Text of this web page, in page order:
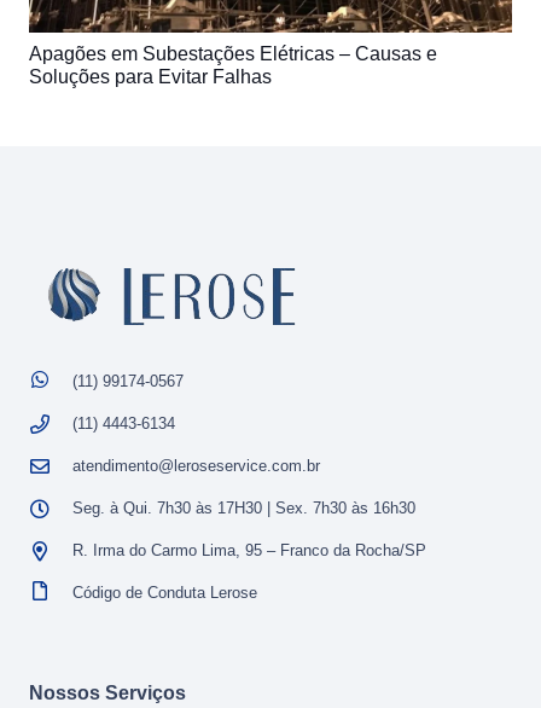
Apagões em Subestações Elétricas – Causas e
Soluções para Evitar Falhas
(11) 99174-0567
(11) 4443-6134
atendimento@leroseservice.com.br
Seg. à Qui. 7h30 às 17H30 | Sex. 7h30 às 16h30
R. Irma do Carmo Lima, 95 – Franco da Rocha/SP
Código de Conduta Lerose
Nossos Serviços